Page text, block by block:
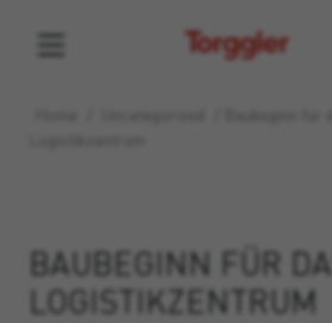
Torggler
BAUBEGINN FÜR
LOGISTIKZENTRUM